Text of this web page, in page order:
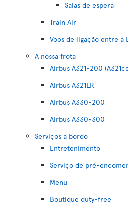
Salas de espera
Train Air
Voos de ligação entre a
A nossa frota
Airbus A321-200
Airbus A321LR
Airbus A330-200
Airbus A330-300
Serviços a bordo
Entretenimento
Serviço de pré-
Menu
Boutique duty-free